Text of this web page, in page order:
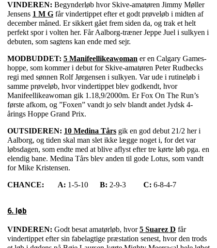
VINDEREN: Begynderløb hvor Skive-amatøren Jimmy Møller
Jensens 1 M G får vindertippet efter et godt prøveløb i midten af
december måned. Er sikkert gået frem siden da, og trak et helt
perfekt spor i volten her. Får Aalborg-træner Jeppe Juel i sulkyen i
debuten, som sagtens kan ende med sejr.
MODBUDDET: 5 Manifeellikeawoman er en Calgary Games-
hoppe, som kommer i debut for Skive-amatøren Peter Rudbecks
regi med sønnen Rolf Jørgensen i sulkyen. Var ude i rutineløb i
samme prøveløb, hvor vindertippet blev godkendt, hvor
Manifeellikeawoman gik 1.18,9/2000m. Er Fox On The Run’s
første afkom, og ”Foxen” vandt jo selv blandt andet Jydsk 4-
årings Hoppe Grand Prix.
OUTSIDEREN: 10 Medina Tårs gik en god debut 21/2 her i
Aalborg, og tiden skal man slet ikke lægge noget i, for det var
løbsdagen, som endte med at blive aflyst efter tre kørte løb pga. en
elendig bane. Medina Tårs blev anden til gode Lotus, som vandt
for Mike Kristensen.
CHANCE: A: 1-5-10 B: 2-9-3 C: 6-8-4-7
6. løb
VINDEREN: Godt besat amatørløb, hvor5 Suarez D får
vindertippet efter sin fabelagtige præstation senest, hvor den trods